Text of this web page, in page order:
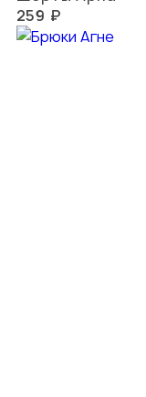
259 ₽